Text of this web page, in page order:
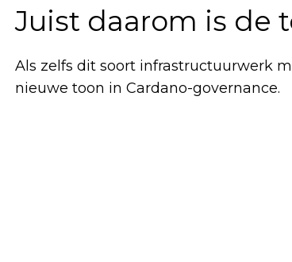
Juist daarom is de
Als zelfs dit soort infrastructuurwerk
nieuwe toon in Cardano-governance.